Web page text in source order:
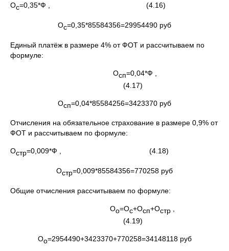
Ос=0,35*Ф , (4.16)
Ос=0,35*85584356=29954490 руб
Единый платёж в размере 4% от ФОТ и рассчитываем по
формуле:
Осп=0,04*Ф ,
(4.17)
Осп=0,04*85584256=3423370 руб
Отчисления на обязательное страхование в размере 0,9% от
ФОТ и рассчитываем по формуле:
Остр=0,009*Ф , (4.18)
Остр=0,009*85584356=770258 руб
Общие отчисления рассчитываем по формуле:
Оо=Ос+Осп+Остр
(4.19)
Оо=2954490+3423370+770258=34148118 руб